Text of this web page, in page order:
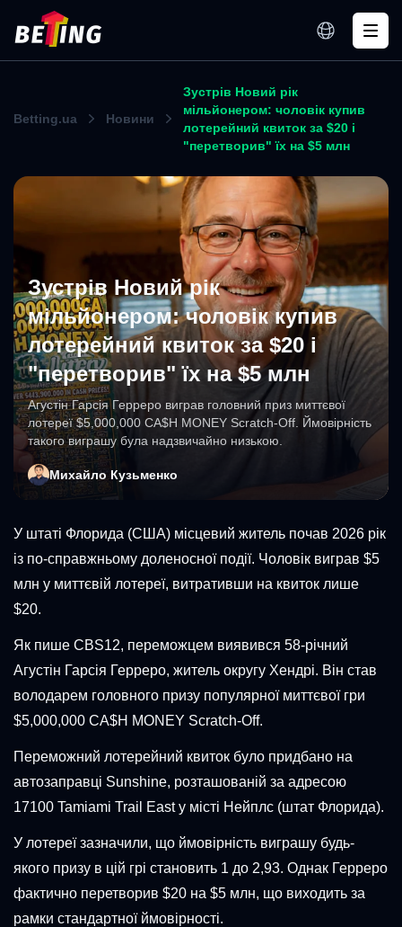
Betting.ua Новини
Зустрів Новий рік
мільйонером: чоловік купив
лотерейний квиток за $20 і
"перетворив" їх на $5 млн
Зустрів Новий рік
мільйонером: чоловік купив
лотерейний квиток за $20 і
"перетворив" їх на $5 млн
Агустін Гарсія Герреро виграв головний приз миттєвої
лотереї $5,000,000 CA$H MONEY Scratch-Off. Ймовірність
такого виграшу була надзвичайно низькою.
Михайло Кузьменко
У штаті Флорида (США) місцевий житель почав 2026 рік
із по-справжньому доленосної події. Чоловік виграв $5
млн у миттєвій лотереї, витративши на квиток лише
$20.
Як пише CBS12, переможцем виявився 58-річний
Агустін Гарсія Герреро, житель округу Хендрі. Він став
володарем головного призу популярної миттєвої гри
$5,000,000 CA$H MONEY Scratch-Off.
Переможний лотерейний квиток було придбано на
автозаправці Sunshine, розташованій за адресою
17100 Tamiami Trail East у місті Нейплс (штат Флорида).
У лотереї зазначили, що ймовірність виграшу будь-
якого призу в цій грі становить 1 до 2,93. Однак Герреро
фактично перетворив $20 на $5 млн, що виходить за
рамки стандартної ймовірності.